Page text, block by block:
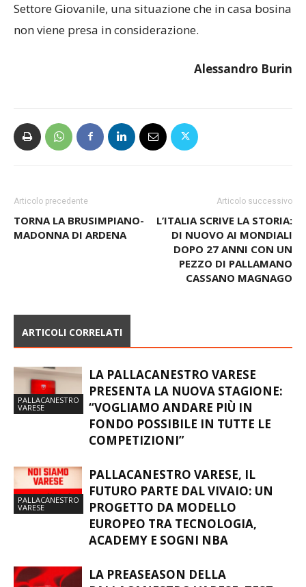
Settore Giovanile, una situazione che in casa bosina
non viene presa in considerazione.
Alessandro Burin
Articolo precedente
TORNA LA BRUSIMPIANO-
MADONNA DI ARDENA
Articolo successivo
L’ITALIA SCRIVE LA STORIA:
DI NUOVO AI MONDIALI
DOPO 27 ANNI CON UN
PEZZO DI PALLAMANO
CASSANO MAGNAGO
ARTICOLI CORRELATI
PALLACANESTRO
VARESE
LA PALLACANESTRO VARESE
PRESENTA LA NUOVA STAGIONE:
“VOGLIAMO ANDARE PIÙ IN
FONDO POSSIBILE IN TUTTE LE
COMPETIZIONI”
PALLACANESTRO
VARESE
PALLACANESTRO VARESE, IL
FUTURO PARTE DAL VIVAIO: UN
PROGETTO DA MODELLO
EUROPEO TRA TECNOLOGIA,
ACADEMY E SOGNI NBA
LA PREASEASON DELLA